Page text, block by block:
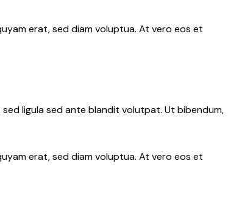
erat, sed diam voluptua. At vero eos et
ligula sed ante blandit volutpat. Ut bibendum,
erat, sed diam voluptua. At vero eos et